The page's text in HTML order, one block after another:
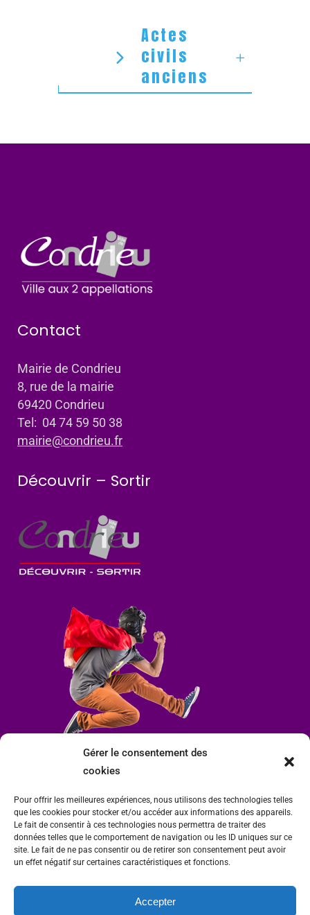
Gérer le consentement des
cookies
Pour offrir les meilleures expériences, nous utilisons des technologies telles
que les cookies pour stocker et/ou accéder aux informations des appareils.
Le fait de consentir à ces technologies nous permettra de traiter des
données telles que le comportement de navigation ou les ID uniques sur ce
site. Le fait de ne pas consentir ou de retirer son consentement peut avoir
un effet négatif sur certaines caractéristiques et fonctions.
Accepter
Actes
civils
anciens
Contact
Mairie de Condrieu
8, rue de la mairie
69420 Condrieu
Tel: 04 74 59 50 38
mairie@condrieu.fr
Découvrir – Sortir